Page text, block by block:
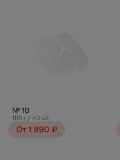
№ 10
1115 г / 40 шт
От 1 890 ₽